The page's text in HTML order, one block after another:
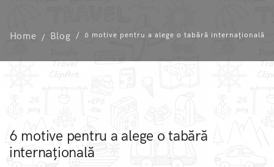
Home Blog 6 motive pentru a alege o tabără internațională
6 motive pentru a alege o tabără
internațională